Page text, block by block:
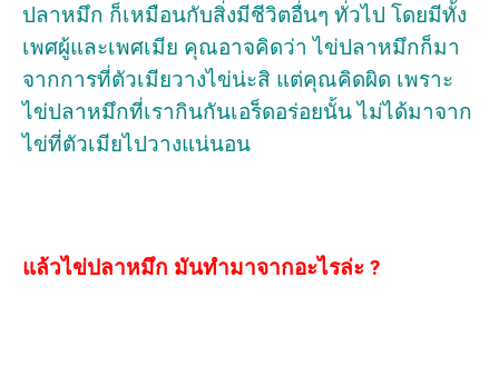
ปลาหมึก ก็เหมือนกับสิ่งมีชีวิตอื่นๆ ทั่วไป โดยมีทั้ง
เพศผู้และเพศเมีย คุณอาจคิดว่า ไข่ปลาหมึกก็มา
จากการที่ตัวเมียวางไข่น่ะสิ แต่คุณคิดผิด เพราะ
ไข่ปลาหมึกที่เรากินกันเอร็ดอร่อยนั้น ไม่ได้มาจาก
ไข่ที่ตัวเมียไปวางแน่นอน
แล้วไข่ปลาหมึก มันทำมาจากอะไรล่ะ ?